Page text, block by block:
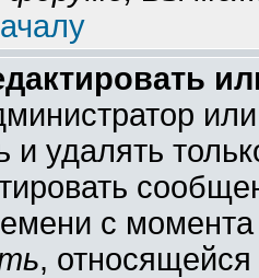
и удалять
с
,